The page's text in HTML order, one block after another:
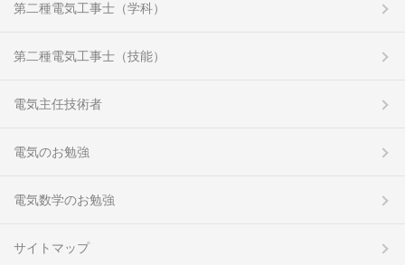
第二種電気工事士（学科）
第二種電気工事士（技能）
電気主任技術者
電気のお勉強
電気数学のお勉強
サイトマップ